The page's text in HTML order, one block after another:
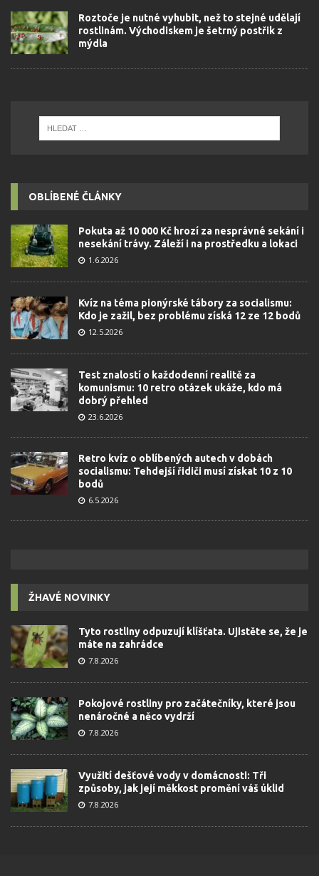
Roztoče je nutné vyhubit, než to stejné udělají
rostlinám. Východiskem je šetrný postřik z
mýdla
OBLÍBENÉ ČLÁNKY
Pokuta až 10 000 Kč hrozí za nesprávné sekání i
nesekání trávy. Záleží i na prostředku a lokaci
1.6.2026
Kvíz na téma pionýrské tábory za socialismu:
Kdo je zažil, bez problému získá 12 ze 12 bodů
12.5.2026
Test znalostí o každodenní realitě za
komunismu: 10 retro otázek ukáže, kdo má
dobrý přehled
23.6.2026
Retro kvíz o oblíbených autech v dobách
socialismu: Tehdejší řidiči musí získat 10 z 10
bodů
6.5.2026
ŽHAVÉ NOVINKY
Tyto rostliny odpuzují klíšťata. Ujistěte se, že je
máte na zahrádce
7.8.2026
Pokojové rostliny pro začátečníky, které jsou
nenáročné a něco vydrží
7.8.2026
Využití dešťové vody v domácnosti: Tři
způsoby, jak její měkkost promění váš úklid
7.8.2026